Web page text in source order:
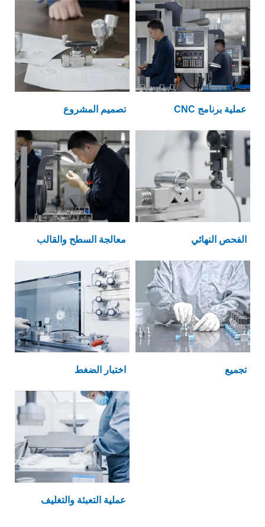
تصميم المشروع عملية برنامج CNC
معالجة السطح والقالب الفحص النهائي
اختبار الضغط تجميع
عملية التعبئة والتغليف